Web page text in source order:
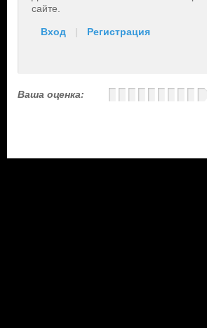
сайте.
Вход | Регистрация
Ваша оценка: